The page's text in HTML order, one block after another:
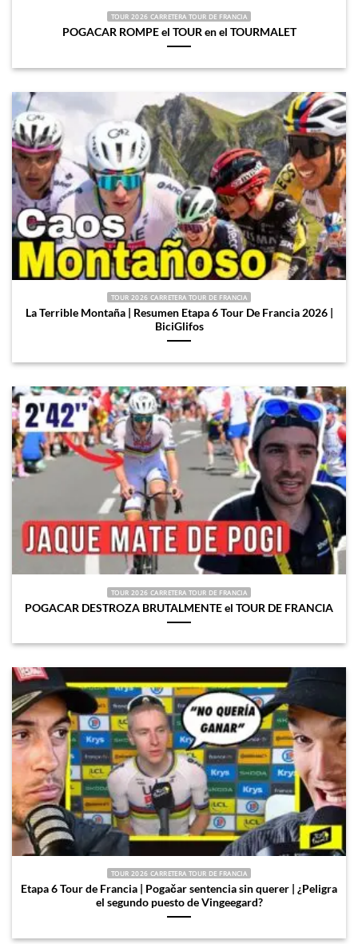
TOUR 2026 CARRETERA TOUR DE FRANCIA
POGACAR ROMPE el TOUR en el TOURMALET
TOUR 2026 CARRETERA TOUR DE FRANCIA
La Terrible Montaña | Resumen Etapa 6 Tour De Francia 2026 |
BiciGlifos
TOUR 2026 CARRETERA TOUR DE FRANCIA
POGACAR DESTROZA BRUTALMENTE el TOUR DE FRANCIA
TOUR 2026 CARRETERA TOUR DE FRANCIA
Etapa 6 Tour de Francia | Pogačar sentencia sin querer | ¿Peligra
el segundo puesto de Vingeegard?